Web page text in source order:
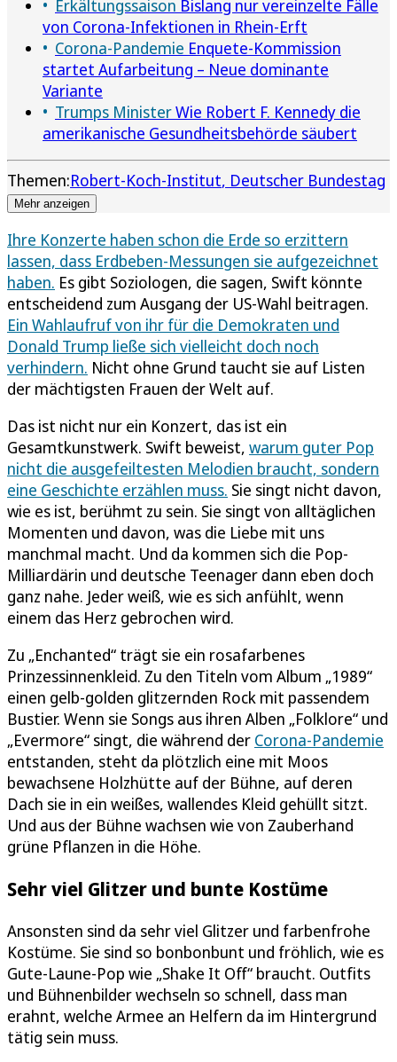
Erkältungssaison Bislang nur vereinzelte Fälle
von Corona-Infektionen in Rhein-Erft
Corona-Pandemie Enquete-Kommission
startet Aufarbeitung – Neue dominante
Variante
Trumps MinisterWie Robert F. Kennedy die
amerikanische Gesundheitsbehörde säubert
Themen:Robert-Koch-Institut Deutscher Bundestag
Mehr anzeigen
Ihre Konzerte haben schon die Erde so erzittern
lassen, dass Erdbeben-Messungen sie aufgezeichnet
haben. Es gibt Soziologen, die sagen, Swift könnte
entscheidend zum Ausgang der US-Wahl beitragen.
Ein Wahlaufruf von ihr für die Demokraten und
Donald Trump ließe sich vielleicht doch noch
verhindern. Nicht ohne Grund taucht sie auf Listen
der mächtigsten Frauen der Welt auf.
Das ist nicht nur ein Konzert, das ist ein
Gesamtkunstwerk. Swift beweist, warum guter Pop
nicht die ausgefeiltesten Melodien braucht, sondern
eine Geschichte erzählen muss. Sie singt nicht davon,
wie es ist, berühmt zu sein. Sie singt von alltäglichen
Momenten und davon, was die Liebe mit uns
manchmal macht. Und da kommen sich die Pop-
Milliardärin und deutsche Teenager dann eben doch
ganz nahe. Jeder weiß, wie es sich anfühlt, wenn
einem das Herz gebrochen wird.
Zu „Enchanted“ trägt sie ein rosafarbenes
Prinzessinnenkleid. Zu den Titeln vom Album „1989“
einen gelb-golden glitzernden Rock mit passendem
Bustier. Wenn sie Songs aus ihren Alben „Folklore“ und
„Evermore“ singt, die während der Corona-Pandemie
entstanden, steht da plötzlich eine mit Moos
bewachsene Holzhütte auf der Bühne, auf deren
Dach sie in ein weißes, wallendes Kleid gehüllt sitzt.
Und aus der Bühne wachsen wie von Zauberhand
grüne Pflanzen in die Höhe.
Sehr viel Glitzer und bunte Kostüme
Ansonsten sind da sehr viel Glitzer und farbenfrohe
Kostüme. Sie sind so bonbonbunt und fröhlich, wie es
Gute-Laune-Pop wie „Shake It Off“ braucht. Outfits
und Bühnenbilder wechseln so schnell, dass man
erahnt, welche Armee an Helfern da im Hintergrund
tätig sein muss.